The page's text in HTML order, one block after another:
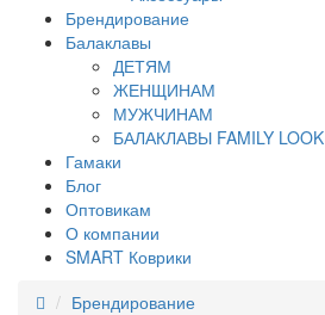
Брендирование
Балаклавы
ДЕТЯМ
ЖЕНЩИНАМ
МУЖЧИНАМ
БАЛАКЛАВЫ FAMILY LOOK
Гамаки
Блог
Оптовикам
О компании
SMART Коврики
Брендирование